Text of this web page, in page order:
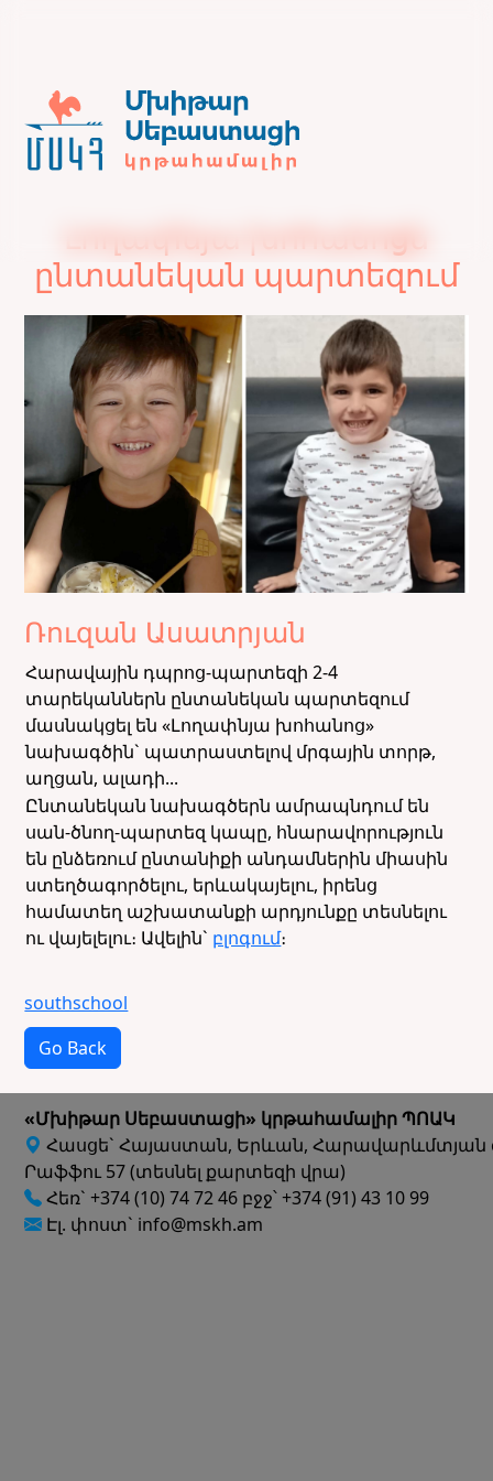
Լողափնյա խոհանոցն
ընտանեկան պարտեզում
Ռուզան Ասատրյան
Հարավային դպրոց-պարտեզի 2-4
տարեկաններն ընտանեկան պարտեզում
մասնակցել են «Լողափնյա խոհանոց»
նախագծին` պատրաստելով մրգային տորթ,
աղցան, ալադի...
Ընտանեկան նախագծերն ամրապնդում են
սան-ծնող-պարտեզ կապը, հնարավորություն
են ընձեռում ընտանիքի անդամներին միասին
ստեղծագործելու, երևակայելու, իրենց
համատեղ աշխատանքի արդյունքը տեսնելու
ու վայելելու։ Ավելին` բլոգում։
southschool
Go Back
«Մխիթար Սեբաստացի» կրթահամալիր ՊՈԱԿ
Հասցե` Հայաստան, Երևան, Հարավարևմտյան
Րաֆֆու 57 (տեսնել քարտեզի վրա)
Հեռ` +374 (10) 74 72 46 բջջ՝ +374 (91) 43 10 99
Էլ. փոստ` info@mskh.am